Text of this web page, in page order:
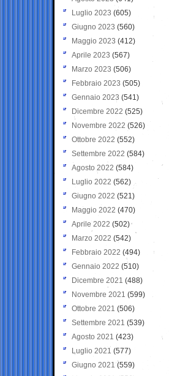
Luglio 2023 (605)
Giugno 2023 (560)
Maggio 2023 (412)
Aprile 2023 (567)
Marzo 2023 (506)
Febbraio 2023 (505)
Gennaio 2023 (541)
Dicembre 2022 (525)
Novembre 2022 (526)
Ottobre 2022 (552)
Settembre 2022 (584)
Agosto 2022 (584)
Luglio 2022 (562)
Giugno 2022 (521)
Maggio 2022 (470)
Aprile 2022 (502)
Marzo 2022 (542)
Febbraio 2022 (494)
Gennaio 2022 (510)
Dicembre 2021 (488)
Novembre 2021 (599)
Ottobre 2021 (506)
Settembre 2021 (539)
Agosto 2021 (423)
Luglio 2021 (577)
Giugno 2021(559)